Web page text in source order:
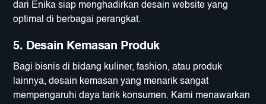
dari Enika siap menghadirkan desain website yang
optimal di berbagai perangkat.
5. Desain Kemasan Produk
Bagi bisnis di bidang kuliner, fashion, atau produk
lainnya, desain kemasan yang menarik sangat
mempengaruhi daya tarik konsumen. Kami menawarkan